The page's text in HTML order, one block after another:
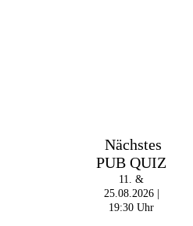
Nächstes
PUB QUIZ
11. &
25.08.2026 |
19:30 Uhr